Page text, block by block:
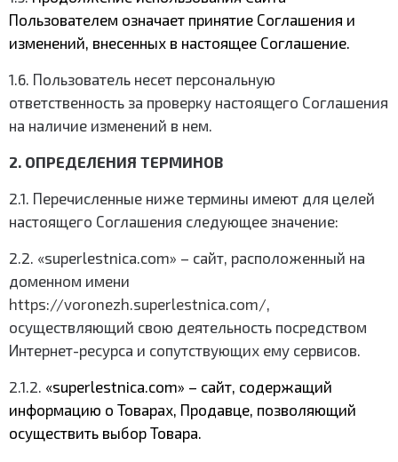
Пользователем означает принятие Соглашения и
изменений, внесенных в настоящее Соглашение.
1.6. Пользователь несет персональную
ответственность за проверку настоящего Соглашения
на наличие изменений в нем.
2. ОПРЕДЕЛЕНИЯ ТЕРМИНОВ
2.1. Перечисленные ниже термины имеют для целей
настоящего Соглашения следующее значение:
2.2. «superlestnica.com» – сайт, расположенный на
доменном имени
https://voronezh.superlestnica.com/,
осуществляющий свою деятельность посредством
Интернет-ресурса и сопутствующих ему сервисов.
2.1.2. «superlestnica.com» – сайт, содержащий
информацию о Товарах, Продавце, позволяющий
осуществить выбор Товара.